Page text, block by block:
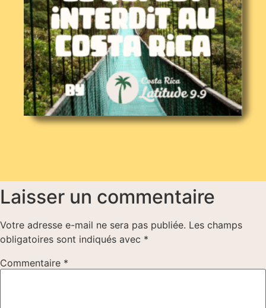
Laisser un commentaire
Votre adresse e-mail ne sera pas publiée. Les champs
obligatoires sont indiqués avec *
Commentaire *